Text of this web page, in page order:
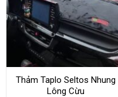
Thảm Taplo Seltos Nhung
Lông Cừu